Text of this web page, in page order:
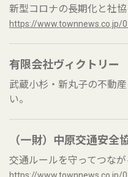
新型コロナの長期化と社
https://www.townnews.co.jp/
有限会社ヴィクトリー
武蔵小杉・新丸子の不動
い。
（一財）中原交通安全
交通ルールを守ってつな